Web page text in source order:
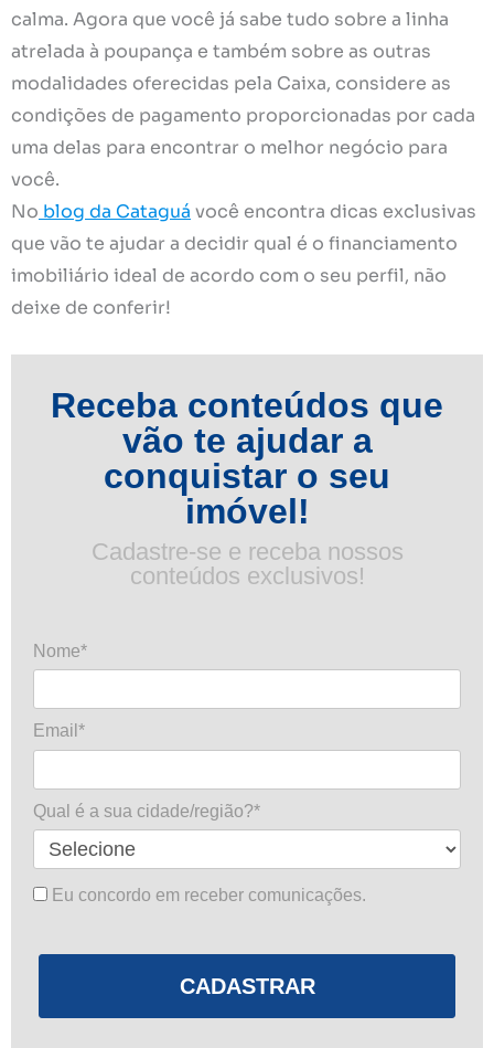
calma. Agora que você já sabe tudo sobre a linha
atrelada à poupança e também sobre as outras
modalidades oferecidas pela Caixa, considere as
condições de pagamento proporcionadas por cada
uma delas para encontrar o melhor negócio para
você.
No blog da Cataguá você encontra dicas exclusivas
que vão te ajudar a decidir qual é o financiamento
imobiliário ideal de acordo com o seu perfil, não
deixe de conferir!
Receba conteúdos que
vão te ajudar a
conquistar o seu
imóvel!
Cadastre-se e receba nossos
conteúdos exclusivos!
Nome*
Email*
Qual é a sua cidade/região?*
Eu concordo em receber comunicações.
CADASTRAR